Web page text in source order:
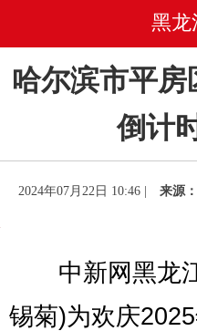
黑龙
哈尔滨市平
倒计
2024年07月22日 10:46 | 来源
中新网黑龙江
锡菊)为欢庆